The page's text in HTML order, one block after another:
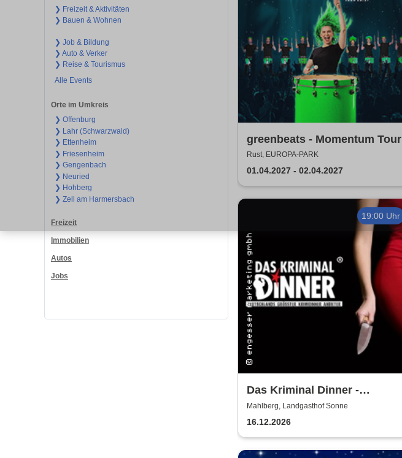
❯ Freizeit & Aktivitäten
❯ Bauen & Wohnen
❯ Job & Bildung
❯ Auto & Verker
❯ Reise & Tourismus
Alle Events
Orte im Umkreis
❯ Offenburg
❯ Lahr (Schwarzwald)
❯ Ettenheim
❯ Friesenheim
❯ Gengenbach
❯ Neuried
❯ Hohberg
❯ Zell am Harmersbach
Freizeit
Immobilien
Autos
Jobs
greenbeats - Momentum Tour
Rust, EUROPA-PARK
01.04.2027 - 02.04.2027
19:00 Uhr
Das Kriminal Dinner -
Hauptkommissar Schröder
ermittelt
Mahlberg, Landgasthof Sonne
16.12.2026